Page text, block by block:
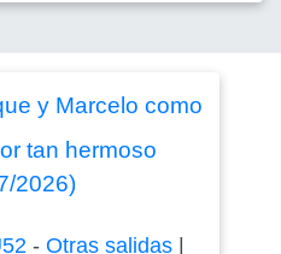
y Marcelo como
tan hermoso
2026)
- Otras salidas|